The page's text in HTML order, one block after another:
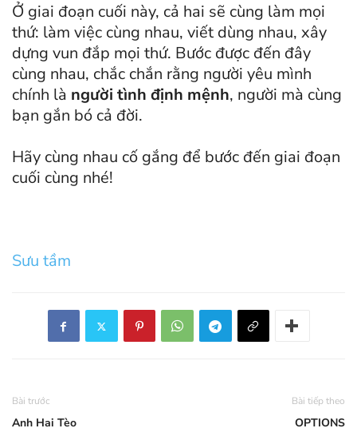
Ở giai đoạn cuối này, cả hai sẽ cùng làm mọi
thứ: làm việc cùng nhau, viết dùng nhau, xây
dựng vun đắp mọi thứ. Bước được đến đây
cùng nhau, chắc chắn rằng người yêu mình
chính là người tình định mệnh, người mà cùng
bạn gắn bó cả đời.
Hãy cùng nhau cố gắng để bước đến giai đoạn
cuối cùng nhé!
Sưu tầm
Bài trước
Anh Hai Tèo
Bài tiếp theo
OPTIONS